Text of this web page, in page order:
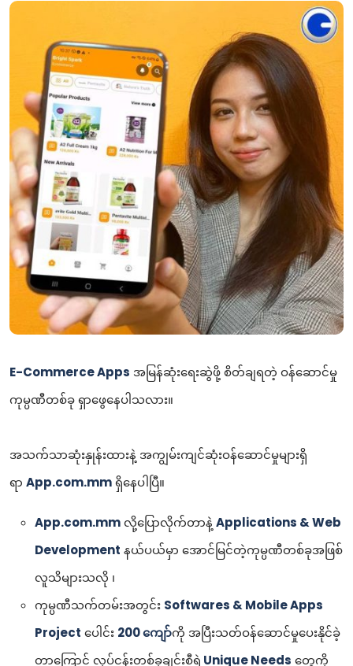
E-Commerce Apps အမြန်ဆုံးရေးဆွဲဖို့ စိတ်ချရတဲ့ ဝန်ဆောင်မှု
ကုမ္ပဏီတစ်ခု ရှာဖွေနေပါသလား။
အသက်သာဆုံးနှုန်းထားနဲ့ အကျွမ်းကျင်ဆုံးဝန်ဆောင်မှုများရှိ
ရာ App.com.mmရှိနေပါပြီ။
App.com.mmလို့ပြောလိုက်တာနဲ့ Applications & Web
Development နယ်ပယ်မှာ အောင်မြင်တဲ့ကုမ္ပဏီတစ်ခုအဖြစ်
လူသိများသလို ၊
ကုမ္ပဏီသက်တမ်းအတွင်း Softwares & Mobile Apps
Project ပေါင်း 200 ကျော်ကို အပြီးသတ်ဝန်ဆောင်မှုပေးနိုင်ခဲ့
တာကြောင့် လုပ်ငန်းတစ်ခုချင်းစီရဲ့ Unique Needs တွေကို